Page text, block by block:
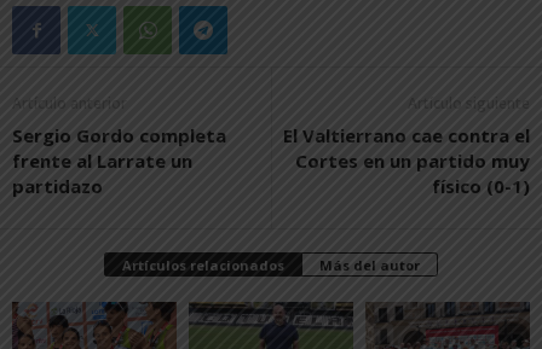
Artículo anterior
Sergio Gordo completa
frente al Larrate un
partidazo
Artículo siguiente
El Valtierrano cae contra el
Cortes en un partido muy
físico (0-1)
Artículos relacionados Más del autor